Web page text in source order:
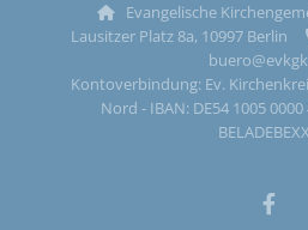

Evangelische
Lausitzer Platz 8a, 10997 Berlin
Kontoverbindung: Ev.
Nord - IBAN: DE54 1005 0000